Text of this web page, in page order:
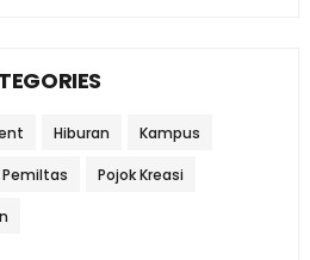
Hiburan Kampus
Pemiltas Pojok Kreasi